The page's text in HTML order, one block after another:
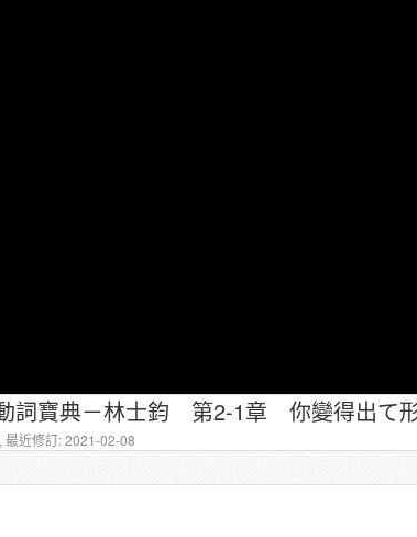
詞寶典－林士鈞 第2-1章 你變得出て
最近修訂: 2021-02-08